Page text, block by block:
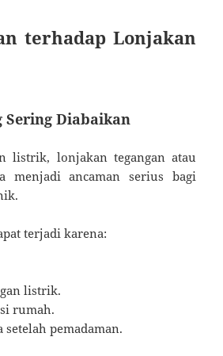
terhadap Lonjakan
Sering Diabaikan
listrik, lonjakan tegangan atau
menjadi ancaman serius bagi
terjadi karena:
listrik.
rumah.
setelah pemadaman.